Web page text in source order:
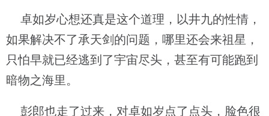
卓如岁心想还真是这个道理，以井九的性情，
如果解决不了承天剑的问题，哪里还会来祖星，
只怕早就已经逃到了宇宙尽头，甚至有可能跑到
暗物之海里。
彭郎也走了过来，对卓如岁点了点头，脸色很